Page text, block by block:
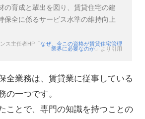
の育成と輩出を図り、賃貸住宅の建
保全に係るサービス水準の維持向上
ス主任者HP「なぜ、今この資格が賃貸住宅管理
業界に必要なのか」より引用
全業務は、賃貸業に従事している
の一つです。
ことで、専門の知識を持つことの